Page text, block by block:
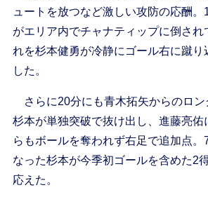
ュートを放つなど激しい攻防の応酬
がエリア内でチャナティップに倒され
れを杉本健勇が冷静にゴール右に蹴り
した。
さらに20分にも青木拓矢からのロン
杉本が単独突破で抜け出し、進藤亮佑
らもボールを奪われず右足で追加点。
なった杉本が今季初ゴールを含めた2
応えた。